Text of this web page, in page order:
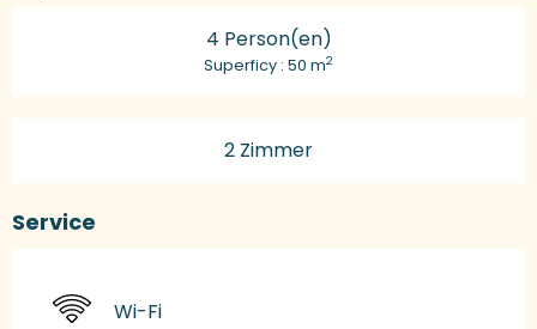
4 Person(en)
Superficy : 50 m2
2 Zimmer
Service
Wi-Fi